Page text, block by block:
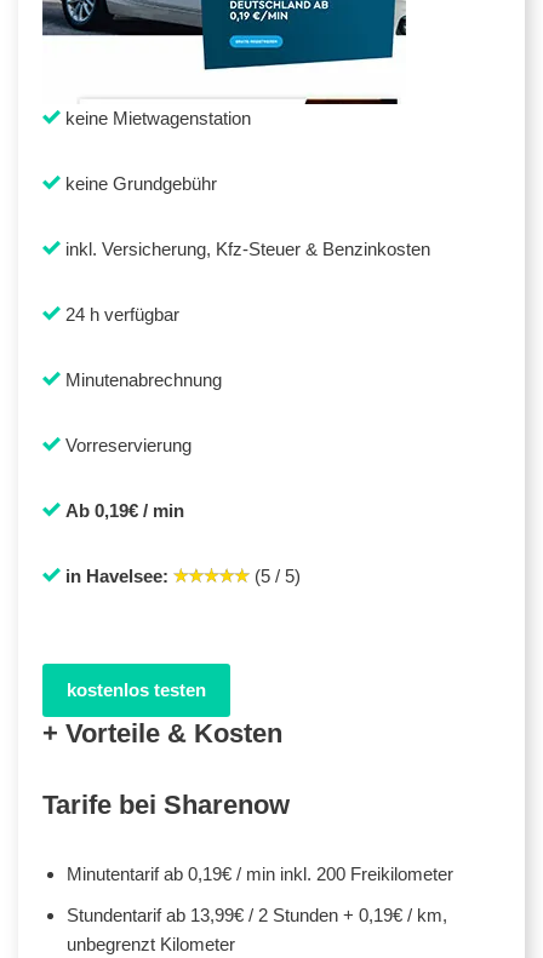
keine Mietwagenstation
keine Grundgebühr
inkl. Versicherung, Kfz-Steuer & Benzinkosten
24 h verfügbar
Minutenabrechnung
Vorreservierung
Ab 0,19€ / min
in Havelsee: (5 / 5)
kostenlos testen
+ Vorteile & Kosten
Tarife bei Sharenow
Minutentarif ab 0,19€ / min inkl. 200 Freikilometer
Stundentarif ab 13,99€ / 2 Stunden + 0,19€ / km,
unbegrenzt Kilometer